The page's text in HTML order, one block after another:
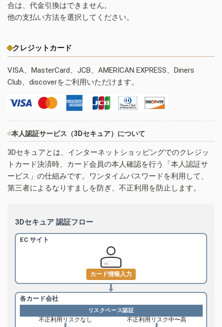
合は、代金引換はできません。
他の支払い方法を選択してください。
クレジットカード
VISA、MasterCard、JCB、AMERICAN EXPRESS、Diners
Club、discoverをご利用いただけます。
本人認証サービス（3Dセキュア）について
3Dセキュアとは、インターネットショッピングでのクレジッ
トカード決済時、カード会員の本人確認を行う「本人認証サ
ービス」の仕組みです。ワンタイムパスワードを利用して、
第三者によるなりすましを防ぎ、不正利用を防止します。
3Dセキュア 認証フロー
EC サイト
カード情報入力
各カード会社
リスクベース認証
不正利用リスクなし 不正利用リスク中〜高